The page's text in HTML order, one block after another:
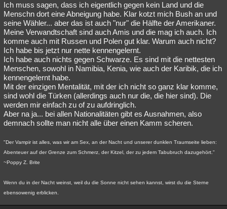
Ich muss sagen, dass ich eigentlich gegen kein Land und die
Menschn dort eine Abneigung habe. Klar kotzt mich Bush an und
seine Wähler... aber das ist auch "nur" die Hälfte der Amerikaner.
Meine Verwandtschaft sind auch Amis und die mag ich auch. Ich
komme auch mit Russen und Polen gut klar. Warum auch nicht?
Ich habe bis jetzt nur nette kennengelernt.
Ich habe auch nichts gegen Schwarze. Es sind mit die nettesten
Menschen, sowohl in Namibia, Kenia, wie auch der Karibik, die ich
kennengelernt habe.
Mit der einzigen Mentalität, mit der ich nicht so ganz klar komme,
sind wohl die Türken (allerdings auch nur die, die hier sind). Die
werden mir einfach zu of zu aufdringlich.
Aber na ja... bei allen Nationalitäten gibt es Ausnahmen, also
demnach sollte man nicht alle über einen Kamm scheren.
"Der Vampir ist alles, was wir am Sex, an der Nacht und unserer dunklen Traumseite lieben:
Abenteuer auf der Grenze zum Schmerz, der Kitzel, der zu jedem Tabubruch dazugehört."
~Poppy Z. Brite
Wenn du in der Nacht weinst, weil du die Sonne nicht sehen kannst, wirst du die Sterne
ebensowenig erblicken.